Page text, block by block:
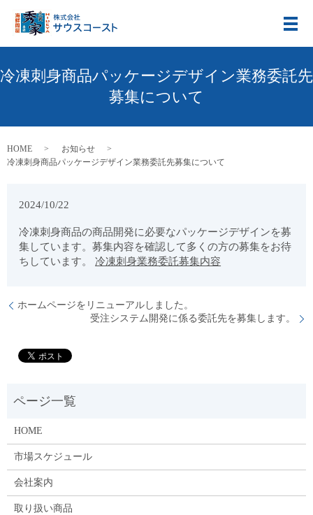
メ
冷凍刺身商品パッケージデザイン業務委託先
募集について
HOME
お知らせ
冷凍刺身商品パッケージデザイン業務委託先募集について
2024/10/22
冷凍刺身商品の商品開発に必要なパッケージデザインを募
集しています。募集内容を確認して多くの方の募集をお待
ちしています。冷凍刺身業務委託募集内容
ホームページをリニューアルしました。
受注システム開発に係る委託先を募集します。
HOME
市場スケジュール
会社案内
取り扱い商品